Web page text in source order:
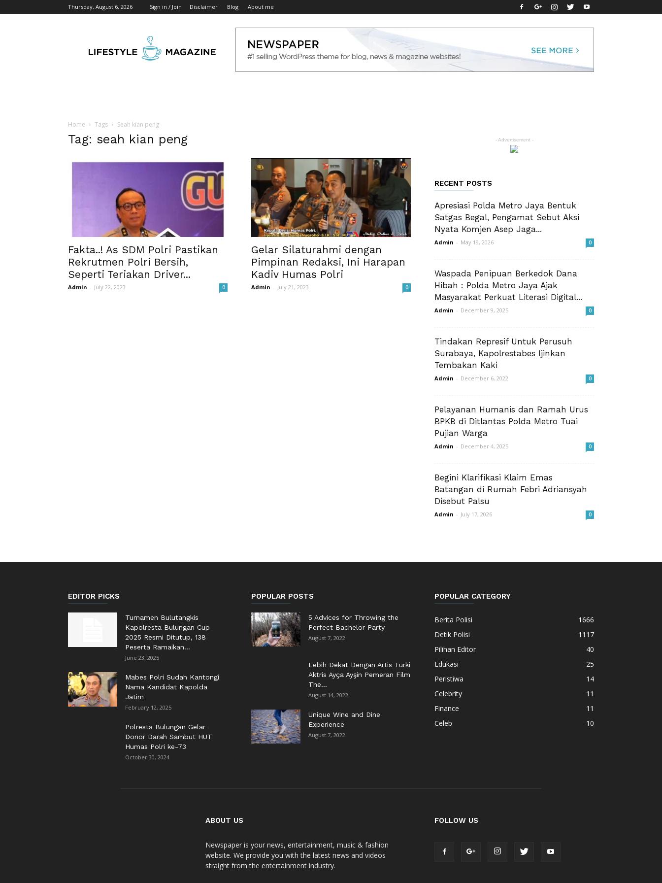
Thursday, August 6, 2026 Sign in / Join Disclaimer Blog About me
Indonesia
Home Tags Seah kian peng
Tag: seah kian peng
Fakta..! As SDM Polri Pastikan
Rekrutmen Polri Bersih,
Seperti Teriakan Driver...
Admin - July 22, 2023 0
Gelar Silaturahmi dengan
Pimpinan Redaksi, Ini Harapan
Kadiv Humas Polri
Admin - July 21, 2023 0
- Advertisement -
RECENT POSTS
Apresiasi Polda Metro Jaya Bentuk
Satgas Begal, Pengamat Sebut Aksi
Nyata Komjen Asep Jaga...
Admin - May 19, 2026 0
Waspada Penipuan Berkedok Dana
Hibah : Polda Metro Jaya Ajak
Masyarakat Perkuat Literasi Digital...
Admin - December 9, 2025 0
Tindakan Represif Untuk Perusuh
Surabaya, Kapolrestabes Ijinkan
Tembakan Kaki
Admin - December 6, 2022 0
Pelayanan Humanis dan Ramah Urus
BPKB di Ditlantas Polda Metro Tuai
Pujian Warga
Admin - December 4, 2025 0
Begini Klarifikasi Klaim Emas
Batangan di Rumah Febri Adriansyah
Disebut Palsu
Admin - July 17, 2026 0
EDITOR PICKS
Turnamen Bulutangkis
Kapolresta Bulungan Cup
2025 Resmi Ditutup, 138
Peserta Ramaikan...
June 23, 2025
Mabes Polri Sudah Kantongi
Nama Kandidat Kapolda
Jatim
February 12, 2025
Polresta Bulungan Gelar
Donor Darah Sambut HUT
Humas Polri ke-73
October 30, 2024
POPULAR POSTS
5 Advices for Throwing the
Perfect Bachelor Party
August 7, 2022
Lebih Dekat Dengan Artis Turki
Aktris Ayça Ayşin Pemeran Film
The...
August 14, 2022
Unique Wine and Dine
Experience
August 7, 2022
POPULAR CATEGORY
Berita Polisi
1666
Detik Polisi
1117
Pilihan Editor
40
Edukasi
25
Peristiwa
14
Celebrity
11
Finance
11
Celeb
10
ABOUT US
Newspaper is your news, entertainment, music & fashion
website. We provide you with the latest news and videos
straight from the entertainment industry.
FOLLOW US